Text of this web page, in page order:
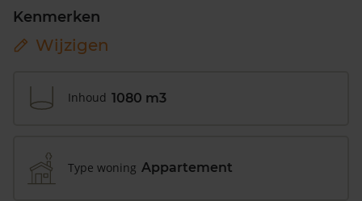
Kenmerken
Wijzigen
Inhoud 1080 m3
Type woning Appartement